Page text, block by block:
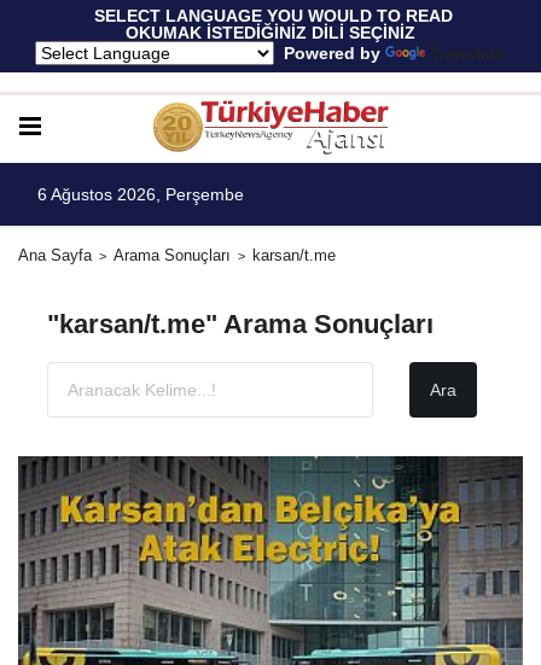
SELECT LANGUAGE YOU WOULD TO READ
OKUMAK İSTEDİĞİNİZ DİLİ SEÇİNİZ
Powered by
Translate
6 Ağustos 2026, Perşembe
Ana Sayfa Arama Sonuçları karsan/t.me
"karsan/t.me" Arama Sonuçları